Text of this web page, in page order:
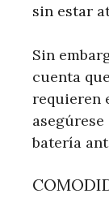
sin estar
Sin
cuenta
requieren
batería